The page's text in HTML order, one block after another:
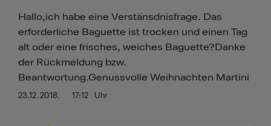
23.12.2018. 17:12 Uhr
Hallo,ich habe eine Verstänsdnisfrage. Das
erforderliche Baguette ist trocken und einen Tag
alt oder eine frisches, weiches Baguette?Danke
der Rückmeldung bzw.
Beantwortung.Genussvolle Weihnachten Martini